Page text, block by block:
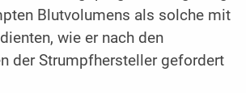
Blutvolumens als solche mit
wie er nach den
der Strumpfhersteller gefordert